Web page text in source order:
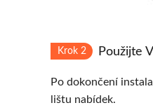
Krok 2 Použijte
Po dokončení
lištu nabídek.